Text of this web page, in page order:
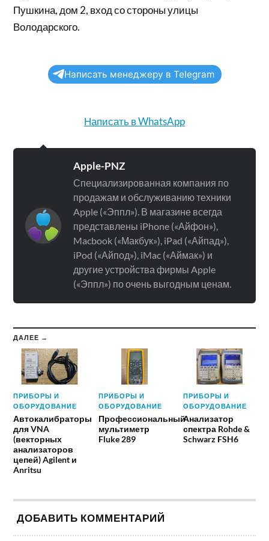
Пушкина, дом 2, вход со стороны улицы
Володарского.
Написать менеджеру в Telegram
Написать в WhatsApp
Apple-PNZ
Специализированная компания по
продажам и обслуживанию техники
Apple («Эппл»). В магазине всегда
представлены iPhone («Айфон»),
Macbook («Макбук»), iPad («Айпад»),
iPod («Айпод»), iMac («Аймак») и
другие устройства фирмы Apple
(«Эппл») по очень выгодным ценам.
ДАЛЕЕ →
ПРИБОРЫ И
ОБОРУДОВАНИЕ
Автокалибраторы
для VNA
(векторных
анализаторов
цепей) Agilent и
Anritsu
ПРИБОРЫ И
ОБОРУДОВАНИЕ
Профессиональный
мультиметр
Fluke 289
ПРИБОРЫ И
ОБОРУДОВАНИЕ
Анализатор
спектра Rohde &
Schwarz FSH6
ДОБАВИТЬ КОММЕНТАРИЙ